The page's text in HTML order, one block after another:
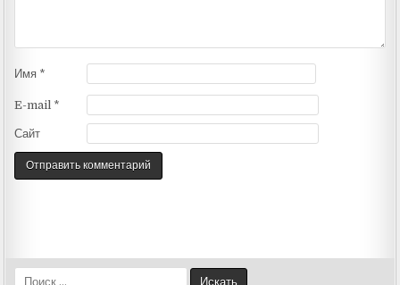
Имя *
E-mail *
Сайт